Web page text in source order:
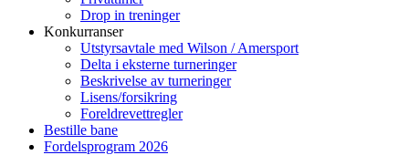
Drop in treninger
Konkurranser
Utstyrsavtale med Wilson / Amersport
Delta i eksterne turneringer
Beskrivelse av turneringer
Lisens/forsikring
Foreldrevettregler
Bestille bane
Fordelsprogram 2026